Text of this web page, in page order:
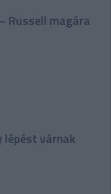
Russell magára
lépést várnak